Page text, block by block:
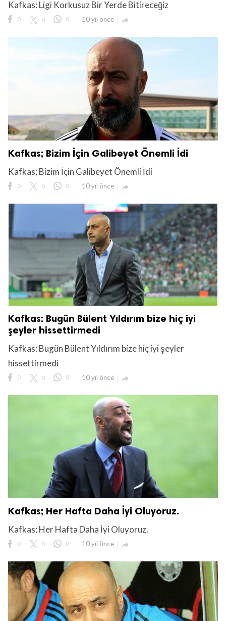
Kafkas: Ligi Korkusuz Bir Yerde Bitireceğiz
0 0 0 10 yıl önce 
Kafkas; Bizim İçin Galibeyet Önemli İdi
Kafkas; Bizim İçin Galibeyet Önemli İdi
0 0 0 10 yıl önce 
Kafkas: Bugün Bülent Yıldırım bize hiç iyi
şeyler hissettirmedi
Kafkas: Bugün Bülent Yıldırım bize hiç iyi şeyler
hissettirmedi
0 0 0 10 yıl önce 
Kafkas; Her Hafta Daha İyi Oluyoruz.
Kafkas; Her Hafta Daha İyi Oluyoruz.
0 0 0 10 yıl önce 